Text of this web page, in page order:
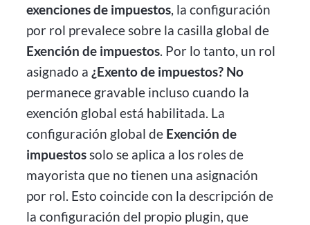
exenciones de impuestos, la configuración
por rol prevalece sobre la casilla global de
Exención de impuestos. Por lo tanto, un rol
asignado a¿Exento de impuestos? No
permanece gravable incluso cuando la
exención global está habilitada. La
configuración global de Exención de
impuestossolo se aplica a los roles de
mayorista que no tienen una asignación
por rol. Esto coincide con la descripción de
la configuración del propio plugin, que